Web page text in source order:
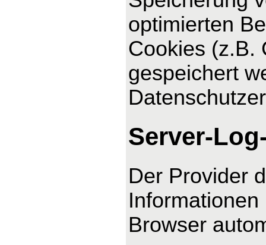
optimierten
Cookies (z.B.
gespeichert
Server-
Der Provider
Browser